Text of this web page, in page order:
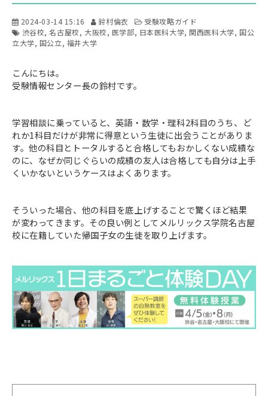
2024-03-14 15:16 鈴村倫衣
受験攻略ガイド
渋谷校 名古屋校 大阪校 医学部 日本医科大学 関西医科大学 国公
立大学 国公立 福井大学
こんにちは。
受験情報センター長の鈴村です。
学習相談に乗っていると、英語・数学・理科2科目のうち、ど
れか1科目だけが非常に得意という生徒に出会うことがありま
す。他の科目とトータルすると合格してもおかしくない成績な
のに、なぜか同じぐらいの成績の友人は合格しても自分は上手
くいかないというケースはよくあります。
そういった場合、他の科目を底上げすることで驚くほど結果
が変わってきます。その良い例としてメルリックス学院名古屋
校に在籍していた帰国子女の生徒を取り上げます。